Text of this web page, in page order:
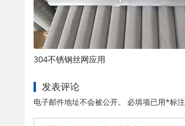
304不锈钢丝网应用
发表评论
电子邮件地址不会被公开。 必填项已用*标注